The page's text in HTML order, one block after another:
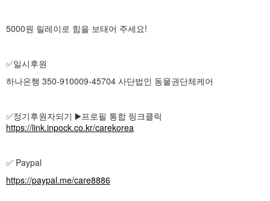
5000원 릴레이로 힘을 보태어 주세요!
✅️일시후원
하나은행 350-910009-45704 사단법인 동물권단체케어
✅️정기후원자되기 ▶️프로필 통합 링크클릭
https://link.inpock.co.kr/carekorea
✅ Paypal
https://paypal.me/care8886